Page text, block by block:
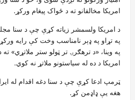
امریکا مخالفانو ته د ځواک پیغام ورکړ.
د امریکا ولسمشر زیاته کړې چې د سنا
په تړاو په ډېر نامناسب وخت کې رایه
په وینا، «د ترهګرۍ تر ټولو ستر ملاتړي»
امریکا د ده له سیاستونو ملاتړ نه کوي.
ټرمپ ادعا کړې چې د سنا دغه اقدام له
هغه یې ډاډمن کړ.